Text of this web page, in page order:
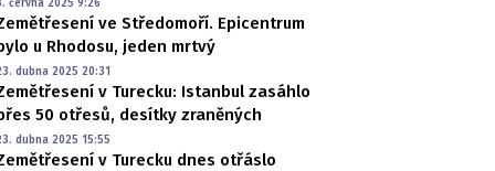
června 2025 9:26
ve Středomoří. Epicentrum
u Rhodosu, jeden mrtvý
dubna 2025 20:31
v Turecku: Istanbul zasáhlo
50 otřesů, desítky zraněných
dubna 2025 15:55
v Turecku dnes otřáslo